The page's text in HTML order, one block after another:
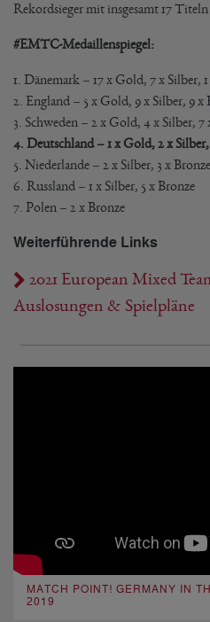
Rekordsieger mit insgesamt 17 Titeln
#EMTC-Medaillenspiegel:
1. Dänemark – 17 x Gold, 7 x Silber,
2. England – 5 x Gold, 9 x Silber, 9 x
3. Schweden – 2 x Gold, 4 x Silber, 7
4. Deutschland – 1 x Gold, 2 x
5. Niederlande – 2 x Silber, 3 x Bronze
6. Russland – 1 x Silber, 5 x Bronze
7. Polen – 2 x Bronze
Weiterführende Links
2021 European Mixed
Auslosungen & Spielpläne
MATCH POINT! GERMANY IN
2019